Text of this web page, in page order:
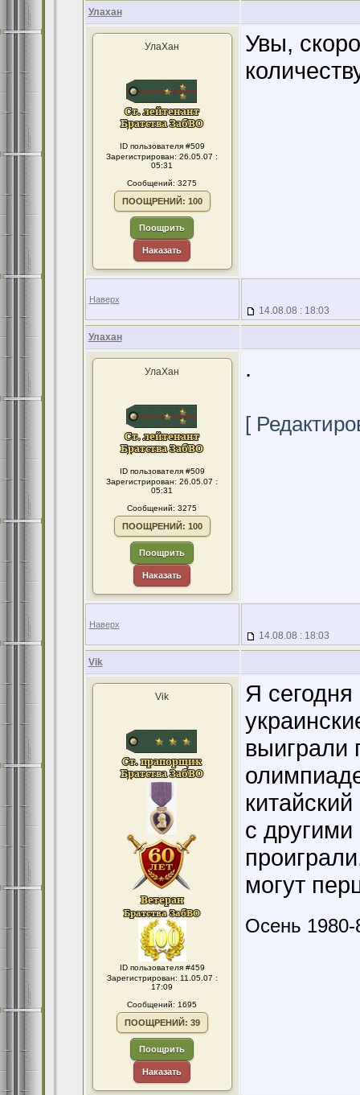
Улахан
УлаХан
ID пользователя #509
Зарегистрирован: 26.05.07 :
05:31
Сообщений: 3275
ПООЩРЕНИЙ: 100
Поощрить
Наказать
Увы,
Наверх
14.08.08 : 18:03
Улахан
УлаХан
ID пользователя #509
Зарегистрирован: 26.05.07 :
05:31
Сообщений: 3275
ПООЩРЕНИЙ: 100
Поощрить
Наказать
.
[
Наверх
14.08.08 : 18:03
Vik
Vik
ID пользователя #459
Зарегистрирован: 11.05.07 :
17:09
Сообщений: 1695
ПООЩРЕНИЙ: 39
Поощрить
Наказать
Я
выиграли
с
могут
Осень